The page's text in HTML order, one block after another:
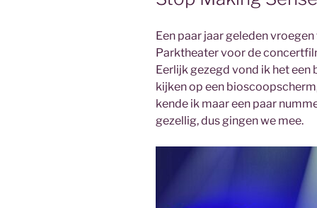
Een paar jaar geleden
Parktheater voor de
Eerlijk gezegd vond ik het een
kijken op een
kende ik maar een paar
gezellig, dus gingen we mee.